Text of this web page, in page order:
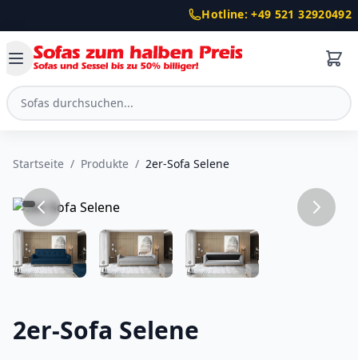
Hotline: +49 521 32920492
Startseite / Produkte / 2er-Sofa Selene
2er-Sofa Selene